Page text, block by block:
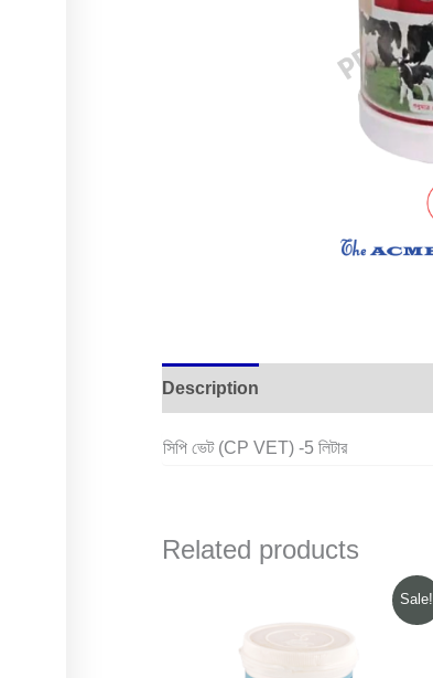
Description
সিপি ভেট (CP VET) -5 লিটার
Related products
Sale!
96.00৳ .95.00৳ .